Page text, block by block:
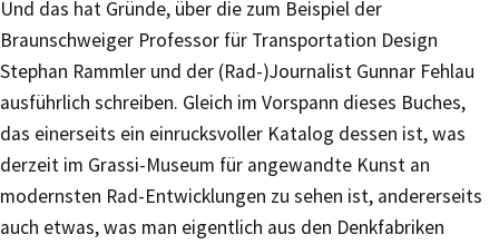
Und das hat Gründe, über die zum Beispiel der
Braunschweiger Professor für Transportation Design
Stephan Rammler und der (Rad-)Journalist Gunnar Fehlau
ausführlich schreiben. Gleich im Vorspann dieses Buches,
das einerseits ein einrucksvoller Katalog dessen ist, was
derzeit im Grassi-Museum für angewandte Kunst an
modernsten Rad-Entwicklungen zu sehen ist, andererseits
auch etwas, was man eigentlich aus den Denkfabriken